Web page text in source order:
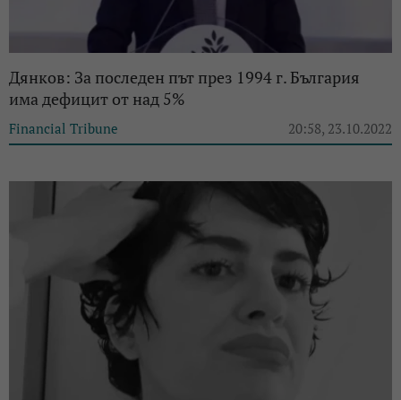
Дянков: За последен път през 1994 г. България
има дефицит от над 5%
Financial Tribune 20:58, 23.10.2022